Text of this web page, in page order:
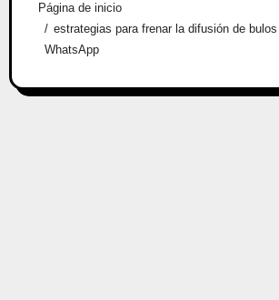
Página de inicio
estrategias para frenar la difusión de
WhatsApp